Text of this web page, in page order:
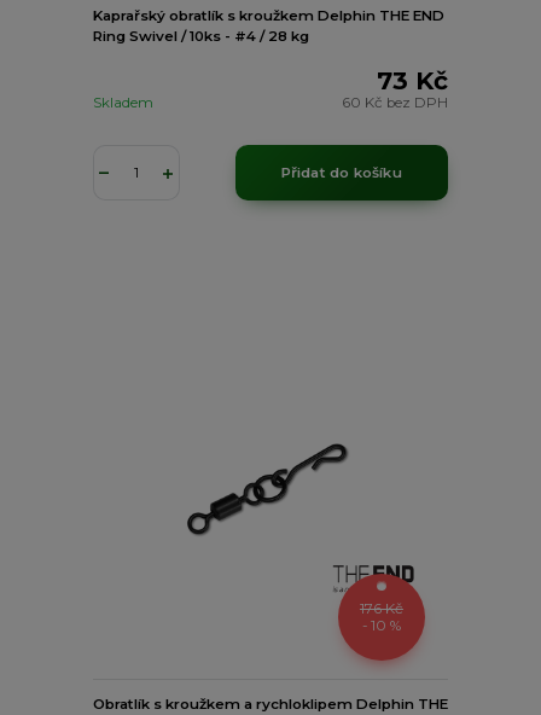
Kaprařský obratlík s kroužkem Delphin THE END
Ring Swivel / 10ks - #4 / 28 kg
73 Kč
60 Kč bez DPH
Skladem
Přidat do košíku
176 Kč
- 10 %
Obratlík s kroužkem a rychloklipem Delphin THE